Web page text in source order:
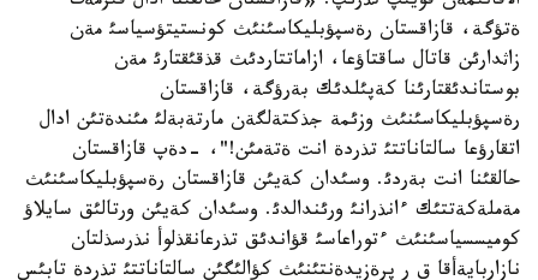
ةتؤگة، قازاقستان رةسپؤبليكاسئنئث كونستيتؤسياسئ مةن
زاثدارئن قاتال ساقتاؤعا، ازاماتتاردئث قذقئقتارئ مةن
بوستاندئقتارئنا كةپئلدئك بةرؤگة، قازاقستان
رةسپؤبليكاسئنئث وزئمة جذكتةلگةن مارتةبةلئ مئندةتئن ادال
اتقارؤعا سالتاناتتئ تذردة انت ةتةمئن!"، -دةپ قازاقستان
حالقئنا انت بةردئ. وسئدان كةيئن قازاقستان رةسپؤبليكاسئنئث
مةملةكةتتئك ءانذرانئ ورئندالدئ. وسئدان كةيئن ورتالئق سايلاؤ
كوميسسياسئنئث ءتوراعاسئ قؤاندئق تذرعانقذلوأ نذرسذلتان
نازاربايةأقا ق ر پرةزيدةنتئنئث كؤالئگئن سالتاناتتئ تذردة تابئس